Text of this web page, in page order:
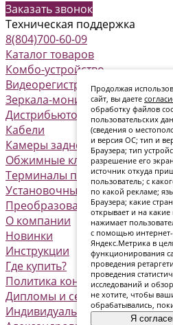
Заказать звонок
Техническая поддержка
8(804)700-60-09
Каталог товаров
Комбо-устройство
Видеорегистраторы
Зеркала-мониторы
Дистрибьюторы питания
Кабели
Камеры заднего вида
Обжимные клеммы
Терминалы предохранителя
Установочные комплекты
Преобразователи
О компании
Новинки
Инструкции
Где купить?
Политика
Дипломы и сертификаты
Индивидуальный
Продолжая
сайт, вы даете
обработку файлов
пользовательских
(сведения о
и версия ОС; тип и
Браузера; тип
разрешение его
источник откуда
пользователь; с
по какой рекламе;
Браузера; какие
открывает и на какие
нажимает
с помощью интернет-
Яндекс.Метрика в
функционирования
проведения
проведения
исследований и
не хотите, чтобы
обрабатывались,
Я